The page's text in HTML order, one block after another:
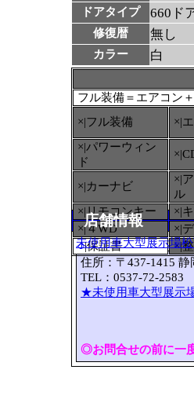
ドアタイプ 660ド
修復暦 無し
カラー 白
フル装備＝エアコン
×|フル装備
×|
×|パワーウィン
ド
×|カーナビ
×|
ル
×|リモコンキー
×|
×|４WD
×|
○|保証書 ×|
店舗情報
未使用車大型展示場
住所：〒437-1415 静
TEL：0537-72-
★未使用車大型展示
◎お問合せの前に一